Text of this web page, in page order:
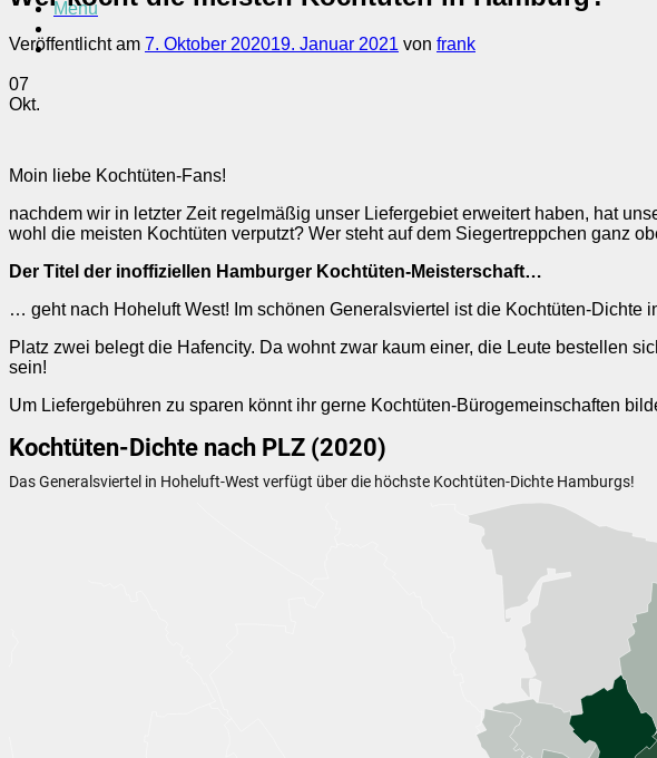
Menü
Veröffentlicht am 7. Oktober 202019. Januar 2021 von frank
07
Okt.
Moin liebe Kochtüten-Fans!
nachdem wir in letzter Zeit regelmäßig unser Liefergebiet erweitert haben, hat
wohl die meisten Kochtüten verputzt? Wer steht auf dem Siegertreppchen ganz
Der Titel der inoffiziellen Hamburger Kochtüten-Meisterschaft…
… geht nach Hoheluft West! Im schönen Generalsviertel ist die Kochtüten-Dichte
Platz zwei belegt die Hafencity. Da wohnt zwar kaum einer, die Leute bestellen
sein!
Um Liefergebühren zu sparen könnt ihr gerne Kochtüten-Bürogemeinschaften